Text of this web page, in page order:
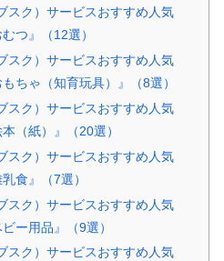
スク）サービスおすすめ人気
つ』（12選）
スク）サービスおすすめ人気
ちゃ（知育玩具）』（8選）
スク）サービスおすすめ人気
（紙）』（20選）
スク）サービスおすすめ人気
食』（7選）
スク）サービスおすすめ人気
ー用品』（9選）
スク）サービスおすすめ人気